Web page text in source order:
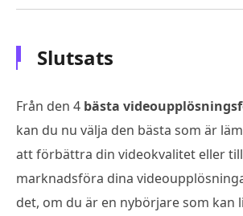
Slutsats
Från den 4 bästa
kan du nu välja den bästa som är
att förbättra din videokvalitet eller
marknadsföra dina
det, om du är en nybörjare som kan